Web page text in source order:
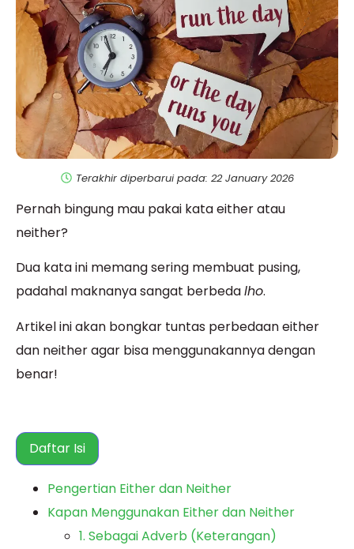
Terakhir diperbarui pada: 22 January 2026
Pernah bingung mau pakai kata either atau
neither?
Dua kata ini memang sering membuat pusing,
padahal maknanya sangat berbedalho.
Artikel ini akan bongkar tuntas perbedaan either
dan neither agar bisa menggunakannya dengan
benar!
Daftar Isi
Pengertian Either dan Neither
Kapan Menggunakan Either dan Neither
1. Sebagai Adverb (Keterangan)